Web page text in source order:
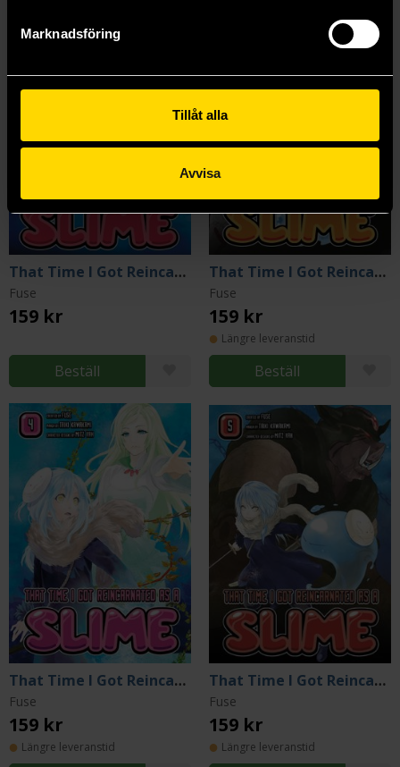
Marknadsföring
Tillåt alla
Avvisa
That Time I Got Reincarnated as a Slime 8
Fuse
159 kr
Beställ
That Time I Got Reincarnated as a Slime 2
Fuse
159 kr
Längre leveranstid
Beställ
That Time I Got Reincarnated as a Slime 4
Fuse
159 kr
Längre leveranstid
That Time I Got Reincarnated as a Slime 5
Fuse
159 kr
Längre leveranstid